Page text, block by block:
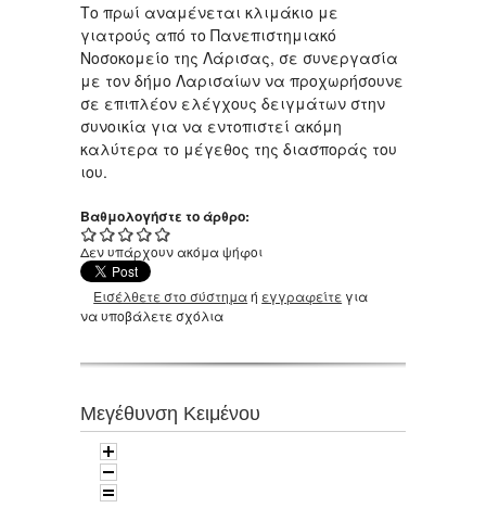
Το πρωί αναμένεται κλιμάκιο με
γιατρούς από το Πανεπιστημιακό
Νοσοκομείο της Λάρισας, σε συνεργασία
με τον δήμο Λαρισαίων να προχωρήσουνε
σε επιπλέον ελέγχους δειγμάτων στην
συνοικία για να εντοπιστεί ακόμη
καλύτερα το μέγεθος της διασποράς του
ιου.
Βαθμολογήστε το άρθρο:
Δεν υπάρχουν ακόμα ψήφοι
Εισέλθετε στο σύστημαή εγγραφείτε για
να υποβάλετε σχόλια
Μεγέθυνση Κειμένου